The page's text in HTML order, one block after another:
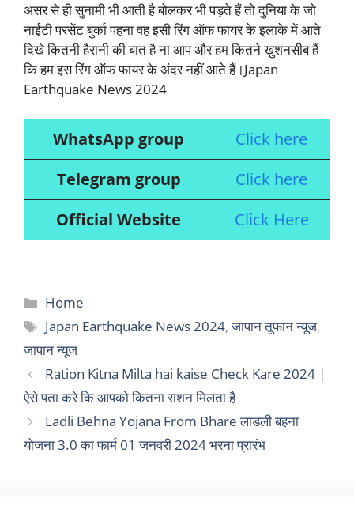
असर से ही सुनामी भी आती है बोलकर भी पड़ते हैं तो दुनिया के जो
नाईटी परसेंट बुर्का पहना वह इसी रिंग ऑफ फायर के इलाके में आते
दिखे कितनी हैरानी की बात है ना आप और हम कितने खुशनसीब हैं
कि हम इस रिंग ऑफ फायर के अंदर नहीं आते हैं।Japan
Earthquake News 2024
WhatsApp group
Click here
Telegram group
Click here
Official Website
Click Here
Categories
Home
Tags
Japan Earthquake News 2024,जापान तूफान न्यूज,
जापान न्यूज
Ration Kitna Milta hai kaise Check Kare 2024 |
ऐसे पता करे कि आपको कितना राशन मिलता है
Ladli Behna Yojana From Bhare लाडली बहना
योजना 3.0 का फार्म 01 जनवरी 2024 भरना प्रारंभ